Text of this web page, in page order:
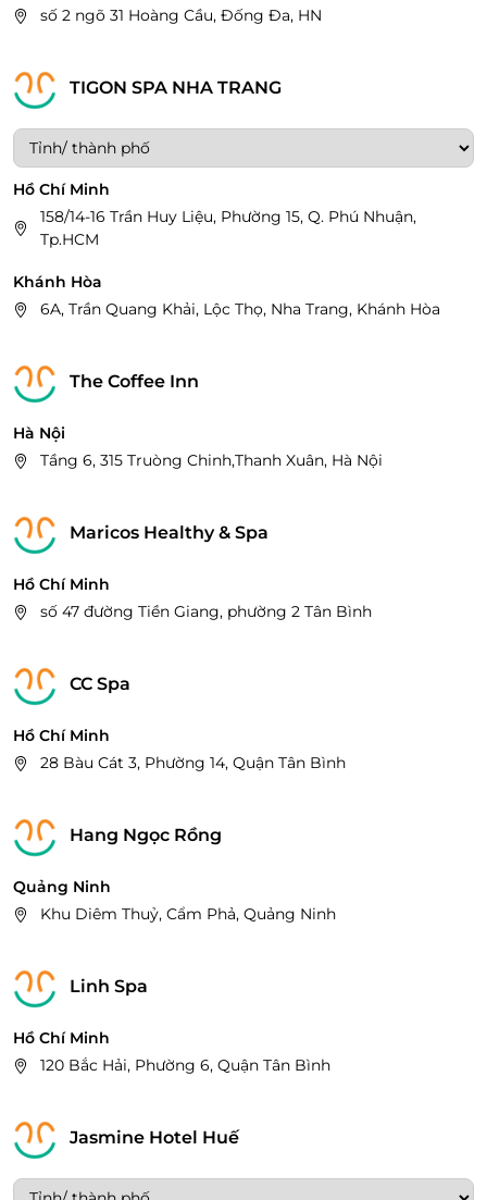
số 2 ngõ 31 Hoàng Cầu, Đống Đa, HN
TIGON SPA NHA TRANG
Hồ Chí Minh
158/14-16 Trần Huy Liệu, Phường 15, Q. Phú Nhuận,
Tp.HCM
Khánh Hòa
6A, Trần Quang Khải, Lộc Thọ, Nha Trang, Khánh Hòa
The Coffee Inn
Hà Nội
Tầng 6, 315 Truòng Chinh,Thanh Xuân, Hà Nội
Maricos Healthy & Spa
Hồ Chí Minh
số 47 đường Tiền Giang, phường 2 Tân Bình
CC Spa
Hồ Chí Minh
28 Bàu Cát 3, Phường 14, Quận Tân Bình
Hang Ngọc Rồng
Quảng Ninh
Khu Diêm Thuỷ, Cẩm Phả, Quảng Ninh
Linh Spa
Hồ Chí Minh
120 Bắc Hải, Phường 6, Quận Tân Bình
Jasmine Hotel Huế